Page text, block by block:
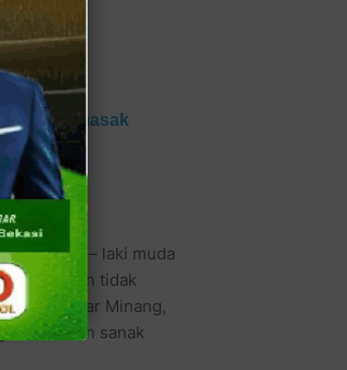
Jurumasak
Laki – laki muda
dan tidak
baru di luar Minang,
tua bahkan sanak